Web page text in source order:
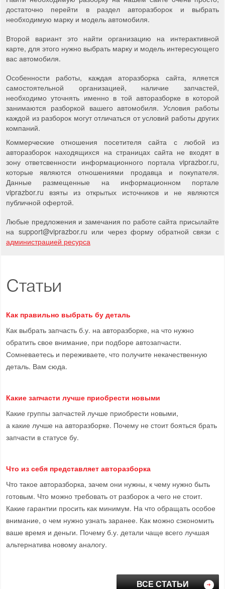
достаточно перейти в раздел авторазборок и выбрать
необходимую марку и модель автомобиля.
Второй вариант это найти организацию на интерактивной
карте, для этого нужно выбрать марку и модель интересующего
вас автомобиля.
Особенности работы, каждая аторазборка сайта, яляется
самостоятельной организацией, наличие запчастей,
необходимо уточнять именно в той авторазборке в которой
занимаются разборкой вашего автомобиля. Условия работы
каждой из разборок могут отличаться от условий работы других
компаний.
Коммерческие отношения посетителя сайта с любой из
авторазборок находящихся на страницах сайта не входят в
зону ответсвенности информационного портала viprazbor.ru,
которые являются отношениями продавца и покупателя.
Данные размещенные на информационном портале
viprazbor.ru взяты из открытых источников и не являются
публичной офертой.
Любые предложения и замечания по работе сайта присылайте
на support@viprazbor.ru или через форму обратной связи с
администрацией ресурса
Статьи
Как правильно выбрать бу деталь
Как выбрать запчасть б.у. на авторазборке, на что нужно
обратить свое внимание, при подборе автозапчасти.
Сомневаетесь и переживаете, что получите некачественную
деталь. Вам сюда.
Какие запчасти лучше приобрести новыми
Какие группы запчастей лучше приобрести новыми,
а какие лучше на авторазборке. Почему не стоит бояться брать
запчасти в статусе бу.
Что из себя представляет авторазборка
Что такое авторазборка, зачем они нужны, к чему нужно быть
готовым. Что можно требовать от разборок а чего не стоит.
Какие гарантии просить как минимум. На что обращать особое
внимание, о чем нужно узнать заранее. Как можно сэкономить
ваше время и деньги. Почему б.у. детали чаще всего лучшая
альтернатива новому аналогу.
ВСЕ СТАТЬИ